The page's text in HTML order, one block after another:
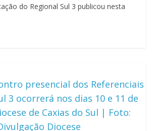
do Regional Sul 3 publicou nesta
presencial dos Referenciais
3 ocorrerá nos dias 10 e 11 de
de Caxias do Sul | Foto:
Diocese